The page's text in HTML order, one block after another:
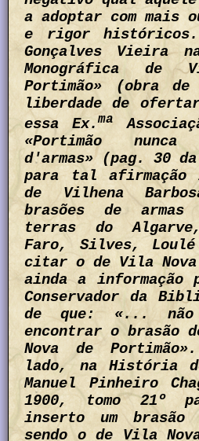
a adoptar com mais
e rigor históricos.
Gonçalves Vieira
Monográfica de
Portimão» (obra de
liberdade de
essa Ex.ma
«Portimão
d'armas» (pag. 30
para tal afirmação
de Vilhena
brasões de
terras do
Faro, Silves,
citar o de Vila
ainda a informação
Conservador da
de que: «...
encontrar o brasão
Nova de
lado, na História
Manuel Pinheiro
1900, tomo 21º
inserto um brasão
sendo o de Vila